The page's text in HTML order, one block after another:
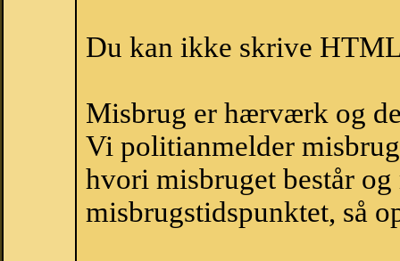
Du kan ikke skrive
Misbrug er hærværk og
Vi politianmelder
hvori misbruget består
misbrugstidspunktet, så